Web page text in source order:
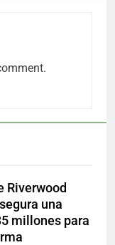
Riverwood
una
millones para